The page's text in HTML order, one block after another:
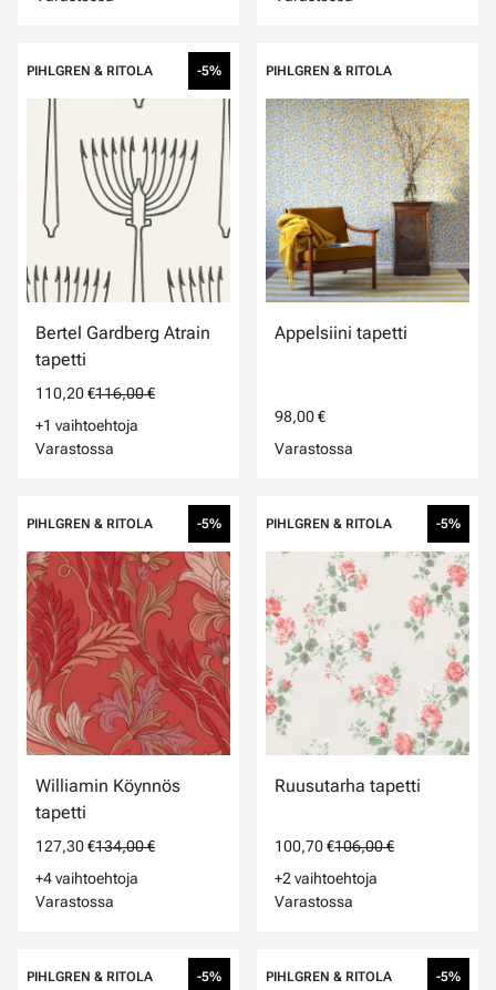
PIHLGREN & RITOLA -5%
Bertel Gardberg Atrain
tapetti
110,20 €116,00 €
+1 vaihtoehtoja
Varastossa
PIHLGREN & RITOLA
Appelsiini tapetti
98,00 €
Varastossa
PIHLGREN & RITOLA -5%
Williamin Köynnös
tapetti
127,30 €134,00 €
+4 vaihtoehtoja
Varastossa
PIHLGREN & RITOLA -5%
Ruusutarha tapetti
100,70 €106,00 €
+2 vaihtoehtoja
Varastossa
PIHLGREN & RITOLA -5% PIHLGREN & RITOLA -5%